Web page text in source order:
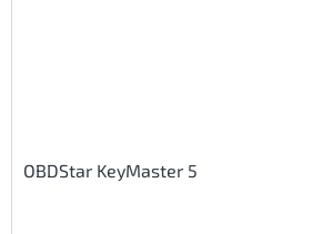
OBDStar KeyMaster 5